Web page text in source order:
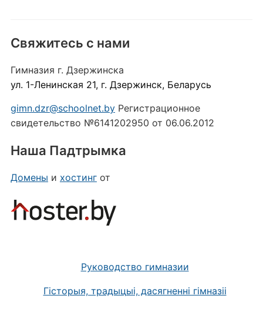
Свяжитесь с нами
Гимназия г. Дзержинска
ул. 1-Ленинская 21, г. Дзержинск, Беларусь
gimn.dzr@schoolnet.byРегистрационное
свидетельство №6141202950 от 06.06.2012
Наша Падтрымка
Домены и хостингот
Руководство гимназии
Гісторыя, традыцыі, дасягненні гімназіі